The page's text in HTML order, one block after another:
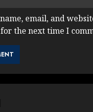
email, and
the next time I